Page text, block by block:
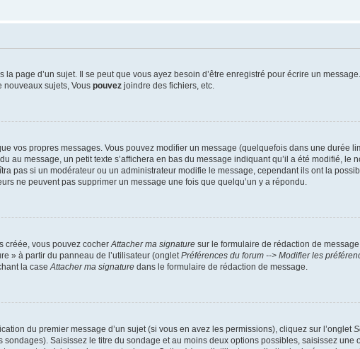
page d’un sujet. Il se peut que vous ayez besoin d’être enregistré pour écrire un
nouveaux sujets, Vous pouvez joindre des fichiers, etc.
vos propres messages. Vous pouvez modifier un message (quelquefois dans une durée
au message, un petit texte s’affichera en bas du message indiquant qu’il a été modifié, le
pas si un modérateur ou un administrateur modifie le message, cependant ils ont la
ne peuvent pas supprimer un message une fois que quelqu’un y a répondu.
créée, vous pouvez cocherAttacher ma signature sur le formulaire de rédaction de
» à partir du panneau de l’utilisateur (ongletPréférences du forum --> Modifier les
la caseAttacher ma signature dans le formulaire de rédaction de message.
du premier message d’un sujet (si vous en avez les permissions), cliquez sur l’onglet
Saisissez le titre du sondage et au moins deux options possibles, saisissez une